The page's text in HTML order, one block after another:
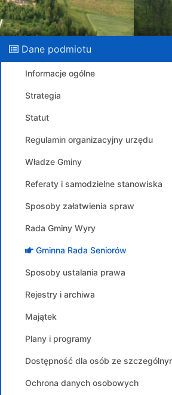
Dane podmiotu
Informacje ogólne
Strategia
Statut
Regulamin organizacyjny urzędu
Władze Gminy
Referaty i samodzielne stanowiska
Sposoby załatwienia spraw
Rada Gminy Wyry
Gminna Rada Seniorów
Sposoby ustalania prawa
Rejestry i archiwa
Majątek
Plany i programy
Dostępność dla osób ze
Ochrona danych osobowych